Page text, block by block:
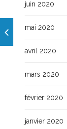
juin 2020
mai 2020
avril 2020
mars 2020
février 2020
janvier 2020